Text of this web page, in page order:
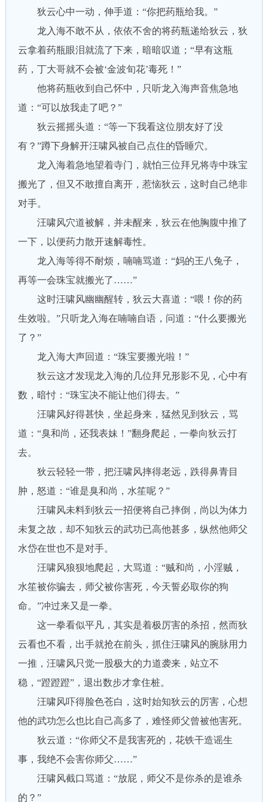
狄云心中一动，伸手道：“你把药瓶给我。”
龙入海不敢不从，依依不舍的将药瓶递给狄云，狄
云拿着药瓶眼泪就流了下来，暗暗叹道；“早有这瓶
药，丁大哥就不会被‘金波旬花’毒死！”
他将药瓶收到自己怀中，只听龙入海声音焦急地
道：“可以放我走了吧？”
狄云摇摇头道：“等一下我看这位朋友好了没
有？”蹲下身解开汪啸风被自己点住的昏睡穴。
龙入海着急地望着寺门，就怕三位拜兄将寺中珠宝
搬光了，但又不敢擅自离开，惹恼狄云，这时自己绝非
对手。
汪啸风穴道被解，并未醒来，狄云在他胸腹中推了
一下，以便药力散开速解毒性。
龙入海等得不耐烦，喃喃骂道：“妈的王八兔子，
再等一会珠宝就搬光了……”
这时汪啸风幽幽醒转，狄云大喜道：“喂！你的药
生效啦。”只听龙入海在喃喃自语，问道：“什么要搬光
了？”
龙入海大声回道：“珠宝要搬光啦！”
狄云这才发现龙入海的几位拜兄形影不见，心中有
数，暗忖：“珠宝决不能让他们得去。”
汪啸风好得甚快，坐起身来，猛然见到狄云，骂
道：“臭和尚，还我表妹！”翻身爬起，一拳向狄云打
去。
狄云轻轻一带，把汪啸风摔得老远，跌得鼻青目
肿，怒道：“谁是臭和尚，水笙呢？”
汪啸风未料到狄云一招便将自己摔倒，尚以为体力
未复之故，却不知狄云的武功已高他甚多，纵然他师父
水岱在世也不是对手。
汪啸风狼狈地爬起，大骂道：“贼和尚，小淫贼，
水笙被你骗去，师父被你害死，今天誓必取你的狗
命。”冲过来又是一拳。
这一拳看似平凡，其实是着极厉害的杀招，然而狄
云看也不看，出手就抢在前头，抓住汪啸风的腕脉用力
一推，汪啸风只觉一股极大的力道袭来，站立不
稳，“蹬蹬蹬”，退出数步才拿住桩。
汪啸风吓得脸色苍白，这时始知狄云的厉害，心想
他的武功怎么也比自己高多了，难怪师父曾被他害死。
狄云道：“你师父不是我害死的，花铁干造谣生
事，我绝不会害你师父……”
汪啸风截口骂道：“放屁，师父不是你杀的是谁杀
的？”